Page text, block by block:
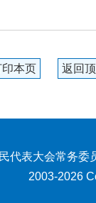
印本页 返回
代表大会常务委
2003-2026